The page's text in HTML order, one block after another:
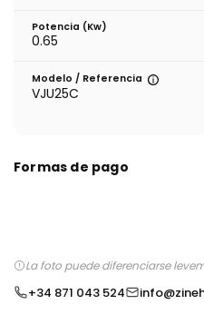
Potencia (Kw)
0.65
Modelo / Referencia
VJU25C
Formas de pago
La foto puede diferenciarse
+34 871 043 524